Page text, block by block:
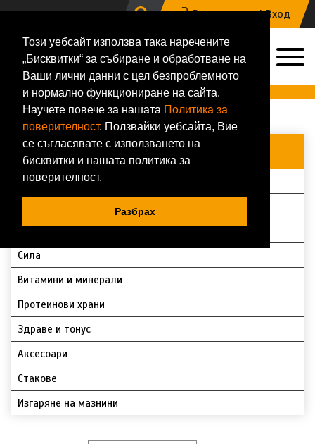
Този уебсайт използва така наречените
„Бисквитки“ за събиране и обработване на
Ваши лични данни с цел безпроблемното
и нормално функциониране на сайта.
Научете повече за нашата Политика за
поверителност. Ползвайки уебсайта, Вие
се съгласявате с използването на
бисквитки и нашата политика за
поверителност.
Разбрах
Регистрация | Вход
0884 133 648
Онлайн магазин за хранителни добавки и фитнес аксесоари
Всички продукти
ВСИЧКИ КАТЕГОРИИ
Протеини
Сила
Витамини и минерали
Протеинови храни
Здраве и тонус
Аксесоари
Стакове
Изгаряне на мазнини